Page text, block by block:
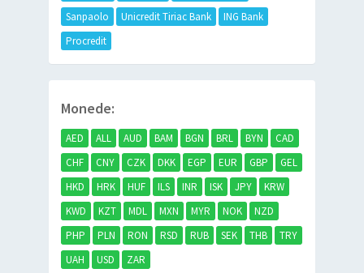
Sanpaolo
Unicredit Tiriac Bank
ING Bank
Procredit
Monede:
AED ALL AUD BAM BGN BRL BYN
CAD
CHF
CNY CZK DKK EGP EUR GBP
GEL
HKD
HRK HUF ILS INR ISK JPY
KRW
KWD
KZT MDL MXN MYR NOK
NZD
PHP
PLN RON RSD RUB SEK THB
TRY
UAH
USD ZAR